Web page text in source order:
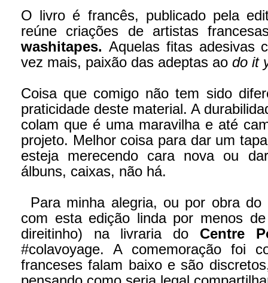
O livro é francês, publicado pela
reúne criações de artistas
washitapes. Aquelas fitas adesivas
vez mais, paixão das adeptas ao do it
Coisa que comigo não tem sido
praticidade deste material. A
colam que é uma maravilha e até
projeto. Melhor coisa para dar um
esteja merecendo cara nova ou
álbuns, caixas, não há.
Para minha alegria, ou por obra do
com esta edição linda por menos
direitinho) na livraria do Centre
#colavoyage. A comemoração foi
franceses falam baixo e são